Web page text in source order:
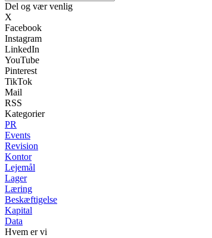
Del og vær venlig
X
Facebook
Instagram
LinkedIn
YouTube
Pinterest
TikTok
Mail
RSS
Kategorier
PR
Events
Revision
Kontor
Lejemål
Lager
Læring
Beskæftigelse
Kapital
Data
Hvem er vi